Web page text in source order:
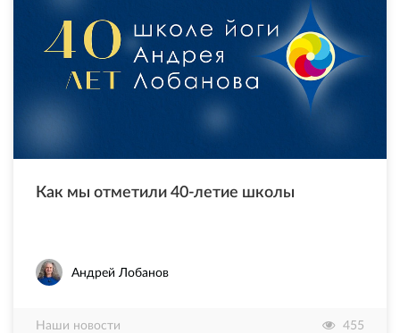
Как мы отметили 40-летие школы
Андрей Лобанов
Наши новости 455